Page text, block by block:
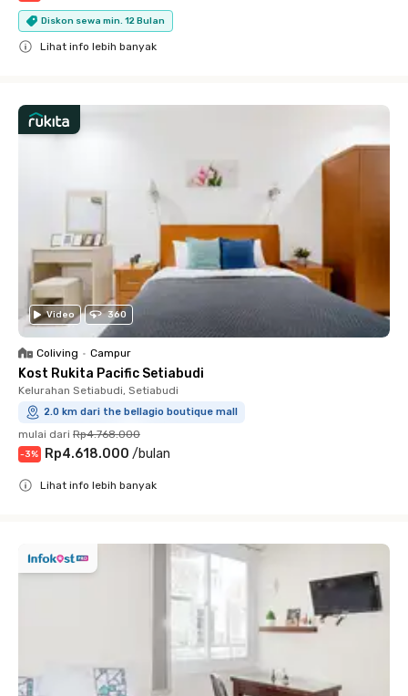
Diskon sewa min. 12 Bulan
Lihat info lebih banyak
Video 360
Coliving • Campur
Kost Rukita Pacific Setiabudi
Kelurahan Setiabudi, Setiabudi
2.0 km dari the bellagio boutique mall
mulai dari Rp4.768.000
-3% Rp4.618.000 /bulan
Lihat info lebih banyak